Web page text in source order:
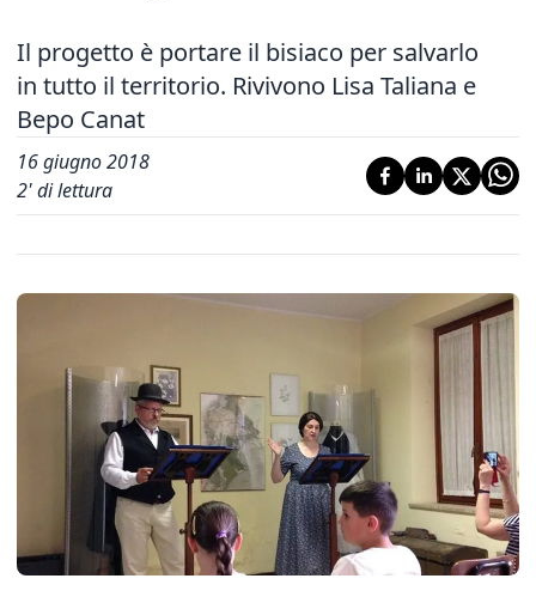
Il progetto è portare il bisiaco per salvarlo
in tutto il territorio. Rivivono Lisa Taliana e
Bepo Canat
16 giugno 2018
2' di lettura